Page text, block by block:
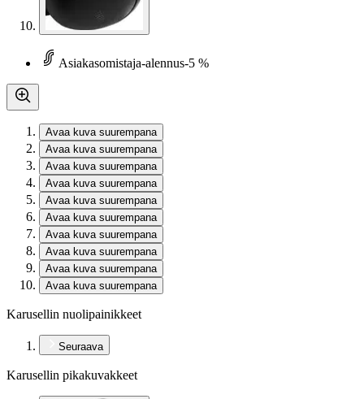
Asiakasomistaja-alennus-5 %
Avaa kuva suurempana
Avaa kuva suurempana
Avaa kuva suurempana
Avaa kuva suurempana
Avaa kuva suurempana
Avaa kuva suurempana
Avaa kuva suurempana
Avaa kuva suurempana
Avaa kuva suurempana
Avaa kuva suurempana
Karusellin nuolipainikkeet
Seuraava
Karusellin pikakuvakkeet